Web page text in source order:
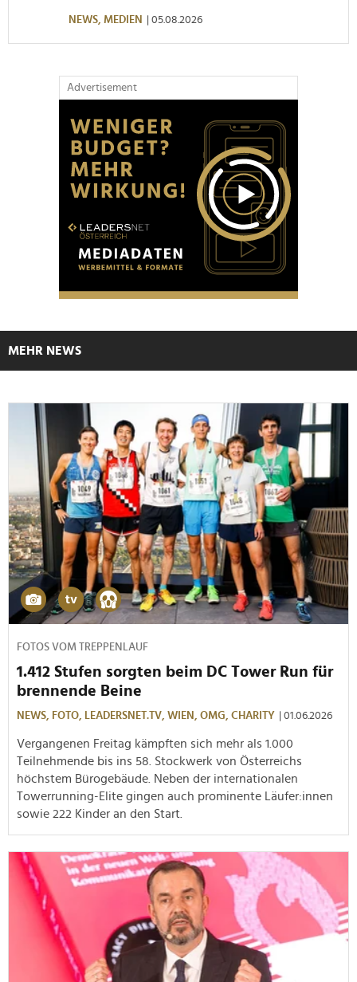
NEWS, MEDIEN | 05.08.2026
Advertisement
MEHR NEWS
FOTOS VOM TREPPENLAUF
1.412 Stufen sorgten beim DC Tower Run für
brennende Beine
NEWS, FOTO, LEADERSNET.TV, WIEN, OMG, CHARITY | 01.06.2026
Vergangenen Freitag kämpften sich mehr als 1.000
Teilnehmende bis ins 58. Stockwerk von Österreichs
höchstem Bürogebäude. Neben der internationalen
Towerrunning-Elite gingen auch prominente Läufer:innen
sowie 222 Kinder an den Start.